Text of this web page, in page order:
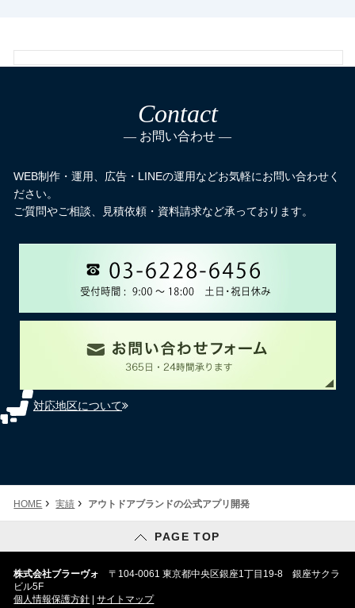
Contact
お問い合わせ
WEB制作・運用、広告・LINEの運用などお気軽にお問い合わせく
ださい。
ご質問やご相談、見積依頼・資料請求など承っております。
対応地区について
HOME › 実績 › アウトドアブランドの公式アプリ開発
PAGE TOP
株式会社ブラーヴォ 〒104-0061 東京都中央区銀座1丁目19-8 銀座サクラ
ビル5F
個人情報保護方針 |サイトマップ